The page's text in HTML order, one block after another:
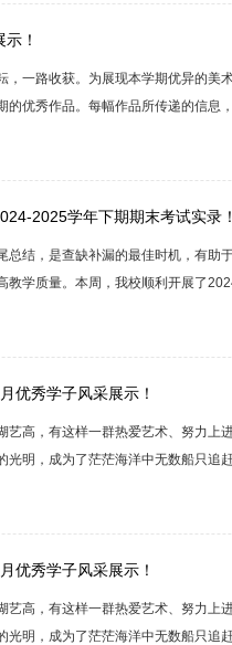
！
，一路收获。为展现本学期优异的美
的优秀作品。每幅作品所传递的信息
2025学年下期期末考试实录！
总结，是查缺补漏的最佳时机，有助
教学质量。本周，我校顺利开展了
优秀学子风采展示！
艺高，有这样一群热爱艺术、努力上
光明，成为了茫茫海洋中无数船只追
优秀学子风采展示！
艺高，有这样一群热爱艺术、努力上
光明，成为了茫茫海洋中无数船只追